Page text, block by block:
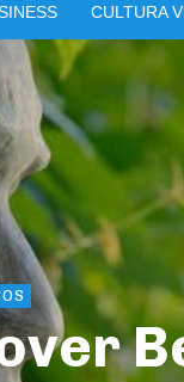
CULTURA